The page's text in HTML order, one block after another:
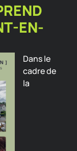
EN-
Dans le
cadre de
la